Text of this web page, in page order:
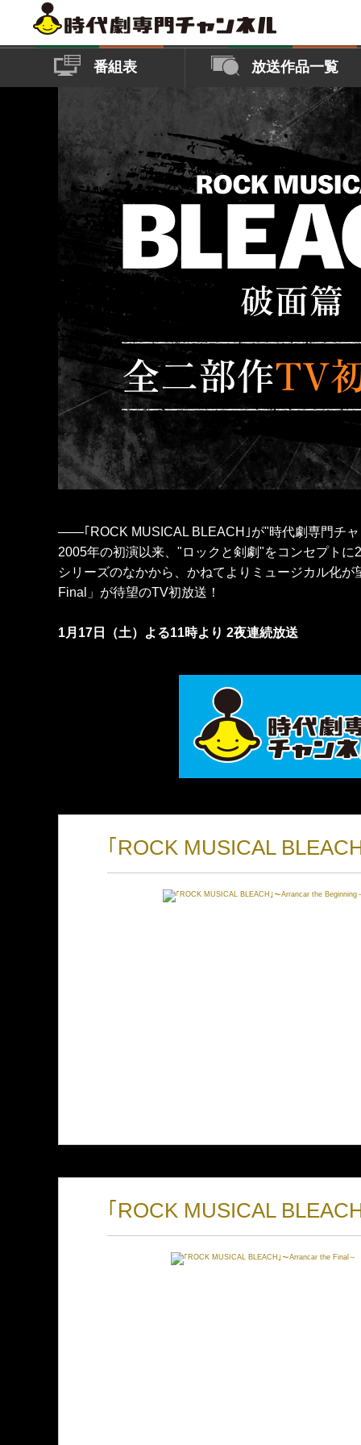
番組表 放送作品一覧
――｢ROCK MUSICAL BLEACH｣が"時代劇専門チャ
2005年の初演以来、"ロックと剣劇"をコンセプト
シリーズのなかから、かねてよりミュージカル化
Final」が待望のTV初放送！
1月17日（土）よる11時より 2夜連続放送
｢ROCK MUSICAL
｢ROCK MUSICAL